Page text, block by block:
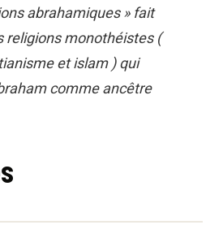
abrahamiques » fait
religions monothéistes (
et islam ) qui
comme ancêtre